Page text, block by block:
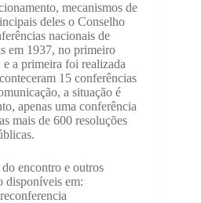
mecanismos de
deles o Conselho
nacionais de
em 1937, no primeiro
a primeira foi realizada
15 conferências
a situação é
apenas uma conferência
mais de 600 resoluções
encontro e outros
disponíveis em: